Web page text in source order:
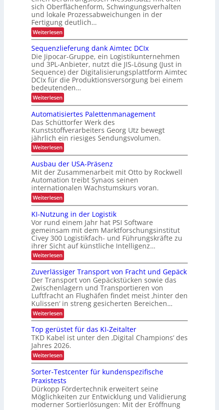
e
c
y
c
l
i
n
g
h
ö
f
e
m
i
e
u
d
P
r
ä
z
i
i
o
n
m
i
n
n
e
r
e
t
i
e
l
i
c
h
e
n
L
a
s
t
t
r
a
e
t
s
s
i
c
h
e
r
h
e
i
t
d
u
r
h
L
E
D
-
P
r
o
j
e
k
t
i
o
n
sich Oberflächenform, Schwingungsverhalten
und lokale Prozessabweichungen in der
Fertigung deutlich…
Weiterlesen:
S
c
h
n
e
l
l
e
r
e
P
r
o
z
e
s
s
r
ü
c
k
m
e
l
d
n
g
Sequenzlieferung dank Aimtec DCIx
Die Jipocar-Gruppe, ein Logistikunternehmen
und 3PL-Anbieter, nutzt die JIS-Lösung (Just in
Sequence) der Digitalisierungsplattform Aimtec
DCIx für die Produktionsversorgung bei einem
bedeutenden…
Weiterlesen:
S
q
u
e
n
z
l
e
f
e
r
u
n
g
d
a
n
k
A
i
m
t
e
c
D
C
I
x
Automatisiertes Palettenmanagement
Das Schüttorfer Werk des
Kunststoffverarbeiters Georg Utz bewegt
jährlich ein riesiges Sendungsvolumen.
Weiterlesen:
A
t
o
m
a
t
i
s
i
e
r
e
s
P
a
l
e
t
t
e
n
m
a
a
g
e
m
e
n
t
Ausbau der USA-Präsenz
Mit der Zusammenarbeit mit Otto by Rockwell
Automation treibt Synaos seinen
internationalen Wachstumskurs voran.
Weiterlesen:
A
s
b
a
u
d
e
r
U
S
A
-
P
r
ä
s
e
n
z
KI-Nutzung in der Logistik
Vor rund einem Jahr hat PSI Software
gemeinsam mit dem Marktforschungsinstitut
Civey 300 Logistikfach- und Führungskräfte zu
ihrer Sicht auf künstliche Intelligenz…
Weiterlesen:
K
I
-
N
u
t
z
u
n
g
i
n
d
e
r
L
o
g
i
s
t
i
Zuverlässiger Transport von Fracht und Gepäck
Der Transport von Gepäckstücken sowie das
Zwischenlagern und Transportieren von
Luftfracht an Flughäfen findet meist ‚hinter den
Kulissen‘ in streng gesicherten Bereichen…
Weiterlesen:
Z
u
v
e
r
l
ä
s
i
g
e
r
T
Top gerüstet für das KI-Zeitalter
TKD Kabel ist unter den ‚Digital Champions‘ des
Jahres 2026.
Weiterlesen:
T
p
g
e
r
ü
Sorter-Testcenter für kundenspezifische
Praxistests
Dürkopp Fördertechnik erweitert seine
Möglichkeiten zur Entwicklung und Validierung
moderner Sortierlösungen: Mit der Eröffnung